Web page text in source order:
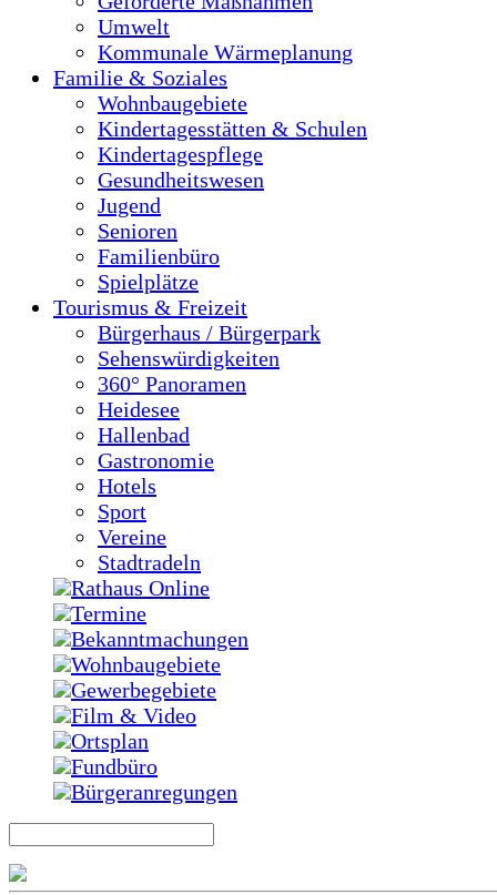
Umwelt
Kommunale Wärmeplanung
Familie & Soziales
Wohnbaugebiete
Kindertagesstätten & Schulen
Kindertagespflege
Gesundheitswesen
Jugend
Senioren
Familienbüro
Spielplätze
Tourismus & Freizeit
Bürgerhaus / Bürgerpark
Sehenswürdigkeiten
360° Panoramen
Heidesee
Hallenbad
Gastronomie
Hotels
Sport
Vereine
Stadtradeln
Rathaus Online
Termine
Bekanntmachungen
Wohnbaugebiete
Gewerbegebiete
Film & Video
Ortsplan
Fundbüro
Bürgeranregungen